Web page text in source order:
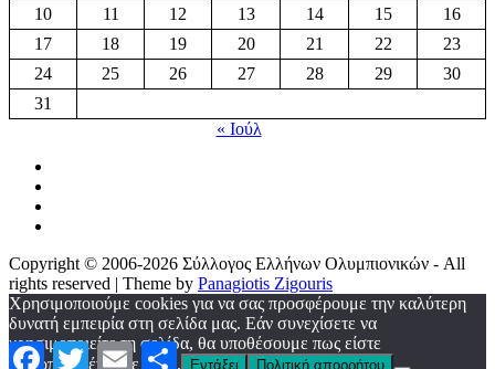
10
11 12 13 14 15
16
17
18 19 20 21 22
23
24
25 26 27 28 29
30
31
« Ιούλ
Copyright © 2006-2026 Σύλλογος Ελλήνων Ολυμπιονικών - All
rights reserved | Theme by Panagiotis Zigouris
FacebookTwitterEmail Μοιραστείτε
Χρησιμοποιούμε cookies για να σας προσφέρουμε την καλύτερη
δυνατή εμπειρία στη σελίδα μας. Εάν συνεχίσετε να
χρησιμοποιείτε τη σελίδα, θα υποθέσουμε πως είστε
ικανοποιημένοι με αυτό.
Εντάξει Πολιτική απορρήτου